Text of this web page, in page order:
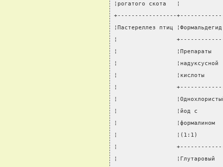
¦рогатого скота   ¦
+-----------------
¦Пастереллез птиц
¦                 +-------------
¦
¦
¦                 ¦кислоты
¦                 +-------------
¦
¦                 ¦йод с
¦
¦                 ¦(1:1)
¦                 +-------------
¦